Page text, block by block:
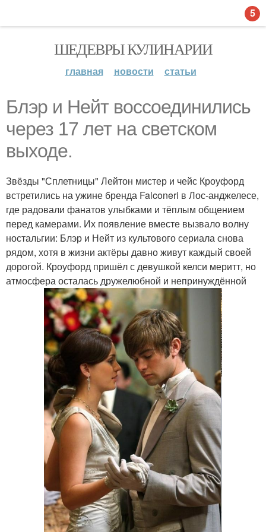
ШЕДЕВРЫ КУЛИНАРИИ
главная новости статьи
Блэр и Нейт воссоединились
через 17 лет на светском
выходе.
Звёзды "Сплетницы" Лейтон мистер и чейс Кроуфорд
встретились на ужине бренда Falconeri в Лос-анджелесе,
где радовали фанатов улыбками и тёплым общением
перед камерами. Их появление вместе вызвало волну
ностальгии: Блэр и Нейт из культового сериала снова
рядом, хотя в жизни актёры давно живут каждый своей
дорогой. Кроуфорд пришёл с девушкой келси меритт, но
атмосфера осталась дружелюбной и непринуждённой
5